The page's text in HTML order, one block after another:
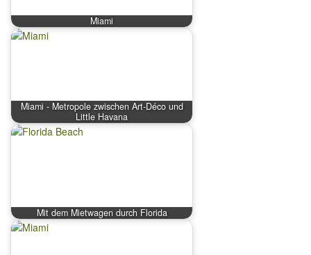
Miami
Miami - Metropole zwischen Art-Déco und
Little Havana
Mit dem Mietwagen durch Florida